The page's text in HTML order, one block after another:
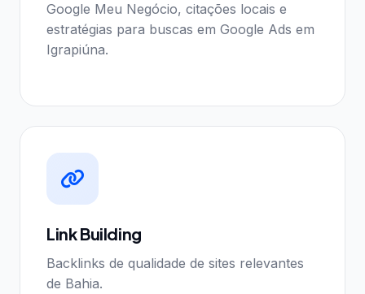
Google Meu Negócio, citações locais e
estratégias para buscas em Google Ads em
Igrapiúna.
Link Building
Backlinks de qualidade de sites relevantes
de Bahia.